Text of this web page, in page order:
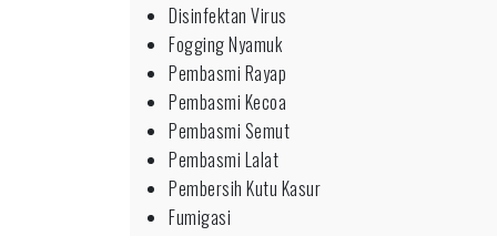
Disinfektan Virus
Fogging Nyamuk
Pembasmi Rayap
Pembasmi Kecoa
Pembasmi Semut
Pembasmi Lalat
Pembersih Kutu Kasur
Fumigasi